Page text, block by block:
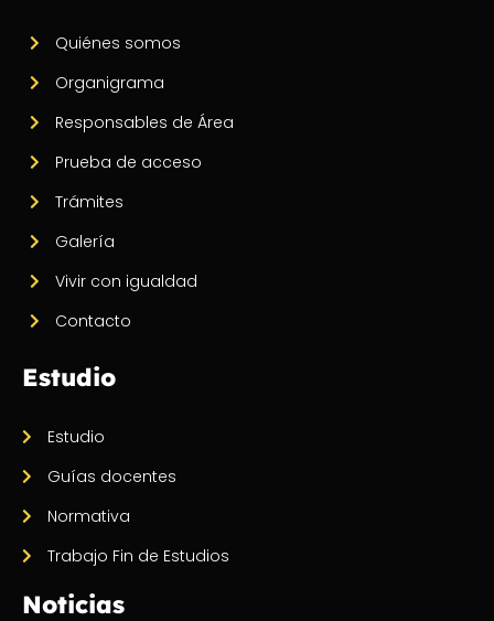
Quiénes somos
Organigrama
Responsables de Área
Prueba de acceso
Trámites
Galería
Vivir con igualdad
Contacto
Estudio
Estudio
Guías docentes
Normativa
Trabajo Fin de Estudios
Noticias